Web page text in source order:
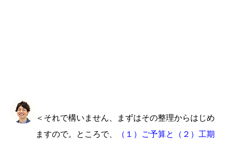
＜それで構いません、まずはその整理からはじめ
ますので。ところで、
（１）ご予算と（２）工期